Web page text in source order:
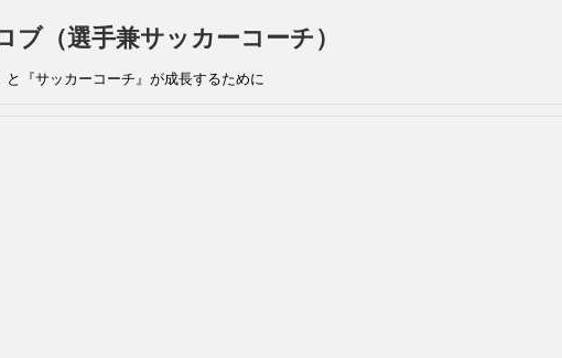
ブ（選手兼サッカーコーチ）
『サッカーコーチ』が成長するために